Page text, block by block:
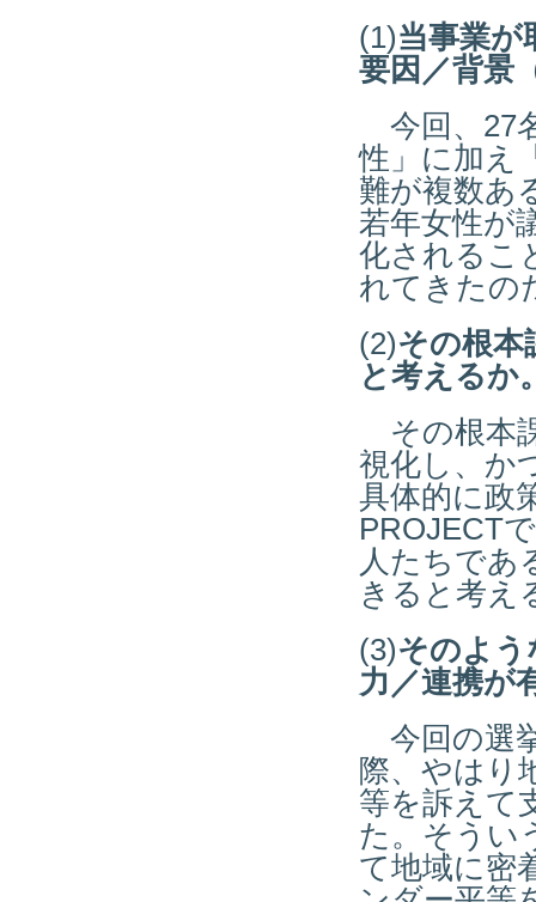
(1)当事業が
要因／背景
今回、27
性」に加え
難が複数あ
若年女性が
化されるこ
れてきたの
(2)その根本
と考えるか
その根本
視化し、か
具体的に政
PROJECT
人たちであ
きると考え
(3)そのよう
力／連携が
今回の選
際、やはり
等を訴えて
た。そうい
て地域に密